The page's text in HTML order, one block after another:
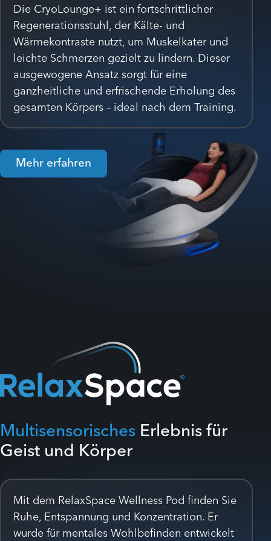
Die CryoLounge+ ist ein fortschrittlicher
Regenerationsstuhl, der Kälte- und
Wärmekontraste nutzt, um Muskelkater und
leichte Schmerzen gezielt zu lindern. Dieser
ausgewogene Ansatz sorgt für eine
ganzheitliche und erfrischende Erholung des
gesamten Körpers – ideal nach dem Training.
Mehr erfahren
Multisensorisches Erlebnis für
Geist und Körper
Mit dem RelaxSpace Wellness Pod finden Sie
Ruhe, Entspannung und Konzentration. Er
wurde für mentales Wohlbefinden entwickelt